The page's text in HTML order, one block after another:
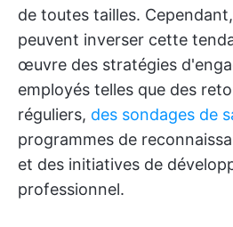
de toutes tailles.
peuvent inverser cette
œuvre des stratégies
employés telles que des
réguliers, des sondages de
programmes de
et des initiatives de
professionnel.